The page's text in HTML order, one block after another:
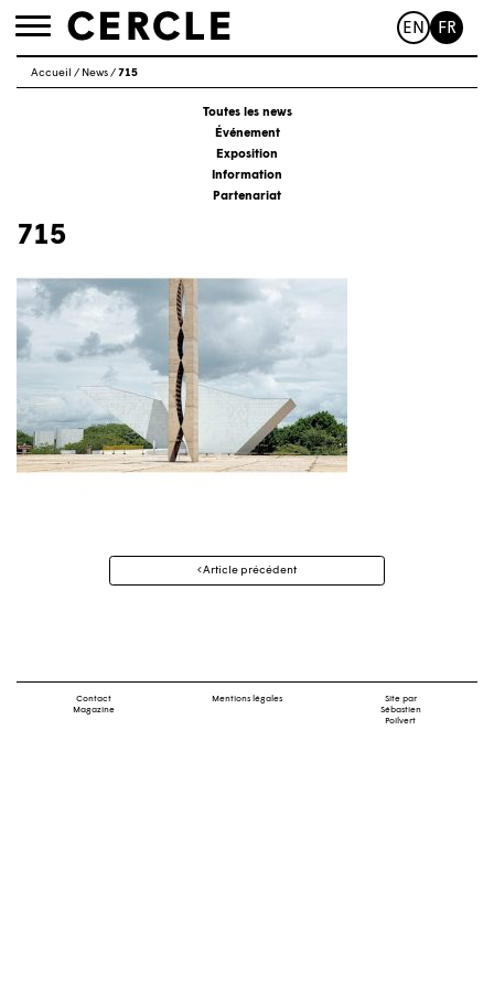
Toggle
EN FR
Accueil / News/715
Toutes les news
Événement
Exposition
Information
Partenariat
715
Navigation
Article précédent
Contact
Magazine
Mentions légales
Site par
Sébastien
Poilvert